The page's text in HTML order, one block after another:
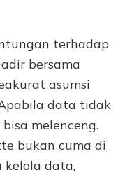
terhadap
bersama
asumsi
data tidak
melenceng.
bukan cuma di
kelola data,